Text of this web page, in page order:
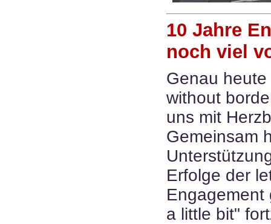
10 Jahre
noch viel
Genau
without
uns mit
Gemeinsam
Erfolge der
Engagement
a little bit"